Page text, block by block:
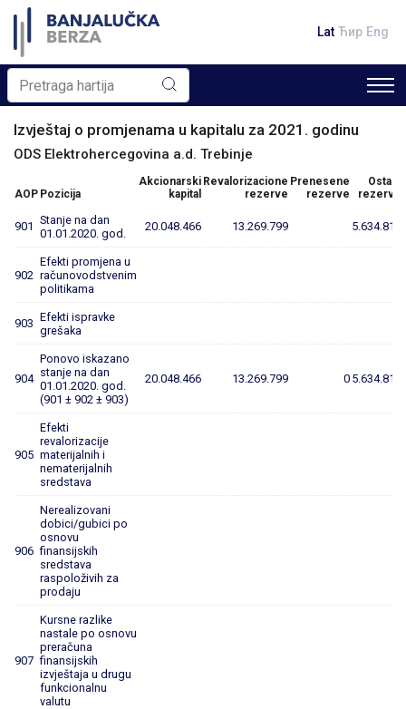
Lat Ћир Eng
Izvještaj o promjenama u kapitalu za 2021. godinu
ODS Elektrohercegovina a.d. Trebinje
AOP Pozicija
Akcionarski
kapital
Revalorizacione
rezerve
Prenesene
rezerve
Ostale
rezerve
901 Stanje na dan
01.01.2020. god.
20.048.466 13.269.799 5.634.819
902
Efekti promjena u
računovodstvenim
politikama
903 Efekti ispravke
grešaka
904
Ponovo iskazano
stanje na dan
01.01.2020. god.
(901 ± 902 ± 903)
20.048.466 13.269.799 0 5.634.819
905
Efekti
revalorizacije
materijalnih i
nematerijalnih
sredstava
906
Nerealizovani
dobici/gubici po
osnovu
finansijskih
sredstava
raspoloživih za
prodaju
907
Kursne razlike
nastale po osnovu
preračuna
finansijskih
izvještaja u drugu
funkcionalnu
valutu